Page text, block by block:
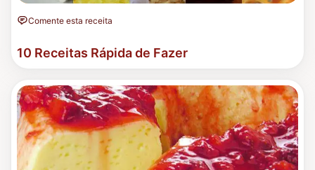
Comente esta receita
10 Receitas Rápida de Fazer